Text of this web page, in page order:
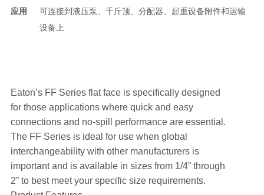
应用
可连接到液压泵、千斤顶、分配器、起重设备附件和运输
设备上
Eaton’s FF Series flat face is specifically designed
for those applications where quick and easy
connections and no-spill performance are essential.
The FF Series is ideal for use when global
interchangeability with other manufacturers is
important and is available in sizes from 1/4” through
2” to best meet your specific size requirements.